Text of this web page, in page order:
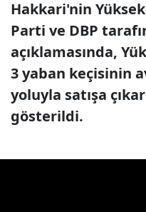
Hakkari'nin
Parti ve DBP
açıklamasında,
3 yaban keçisinin
yoluyla satışa
gösterildi.